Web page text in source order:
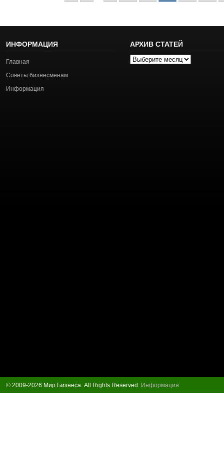
ИНФОРМАЦИЯ
Главная
Советы бизнесменам
Информация
АРХИВ СТАТЕЙ
Архив
© 2009-2026 Мир Бизнеса. All Rights Reserved. Информация